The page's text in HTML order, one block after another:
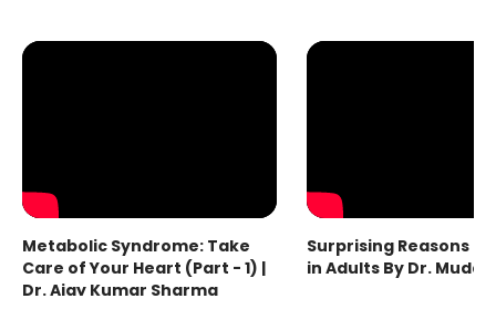
Metabolic Syndrome: Take
Care of Your Heart (Part - 1) |
Dr. Ajay Kumar Sharma
Surprising Reasons
in Adults By Dr.